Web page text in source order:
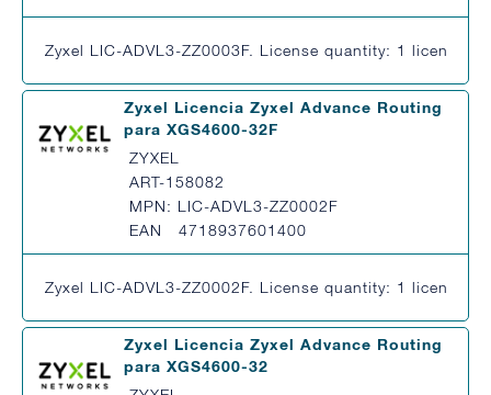
Zyxel LIC-ADVL3-ZZ0003F. License quantity: 1
Zyxel Licencia Zyxel Advance Routing
para XGS4600-32F
ZYXEL
ART-158082
MPN: LIC-ADVL3-ZZ0002F
EAN 4718937601400
Zyxel LIC-ADVL3-ZZ0002F. License quantity: 1
Zyxel Licencia Zyxel Advance Routing
para XGS4600-32